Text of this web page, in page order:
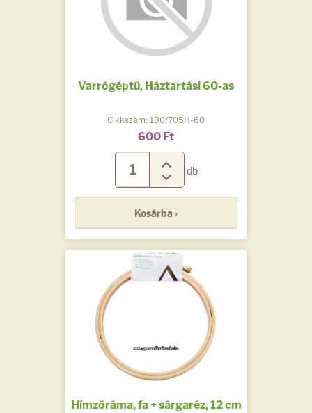
Varrógéptű, Háztartási 60-as
Cikkszám: 130/705H-60
600 Ft
db
Kosárba ›
Hímzőráma, fa + sárgaréz, 12 cm